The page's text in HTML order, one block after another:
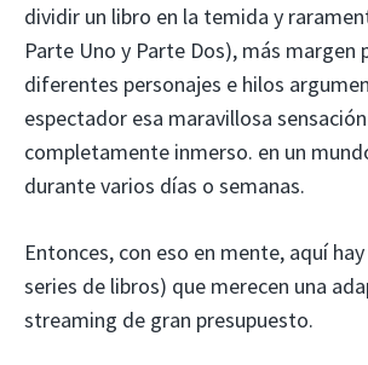
dividir un libro en la temida y
Parte Uno y Parte Dos), más margen
diferentes personajes e hilos
espectador esa maravillosa
completamente inmerso. en un
durante varios días o semanas.
Entonces, con eso en mente, aquí
series de libros) que merecen una
streaming de gran presupuesto.